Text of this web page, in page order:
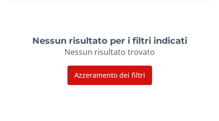
Nessun risultato per i filtri indicati
Nessun risultato trovato
Azzeramento dei filtri